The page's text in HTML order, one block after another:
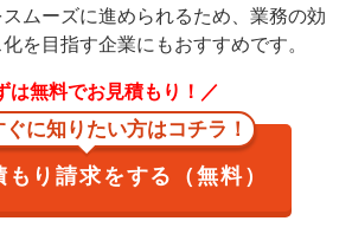
ムーズに進められるため、業務の効
を目指す企業にもおすすめです。
は無料でお見積もり！／
に知りたい方はコチラ！
もり請求をする（無料）